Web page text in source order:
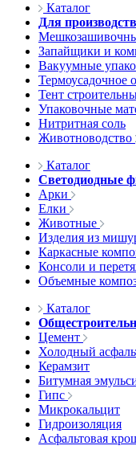
Каталог
Для
Запайщики и
Вакуумные
Термоусадочное
Тент
Упаковочные
Нитритная соль
Животноводство
Каталог
Светодиодные
Арки
Елки
Животные
Изделия из
Каркасные
Консоли и
Объемные
Каталог
Цемент
Холодный
Керамзит
Битумная
Гипс
Микрокальцит
Гидроизоляция
Асфальтовая